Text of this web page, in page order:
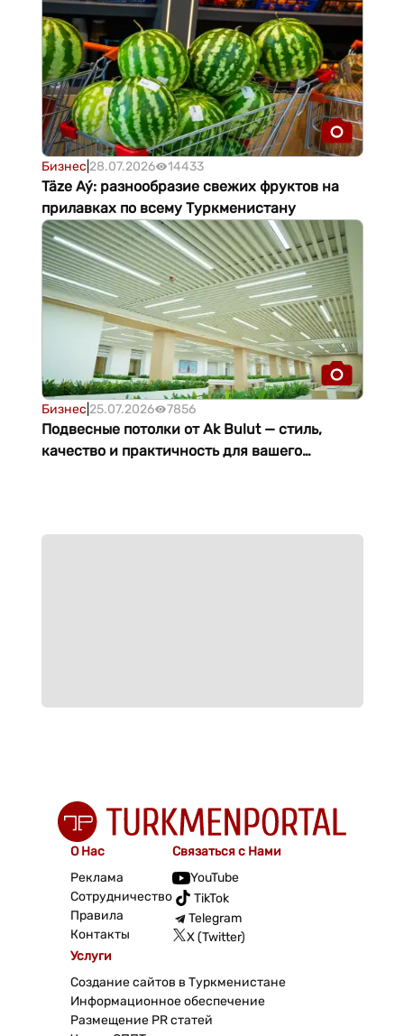
Бизнес 28.07.2026 14433
Täze Aý: разнообразие свежих фруктов на
прилавках по всему Туркменистану
Бизнес 25.07.2026 7856
Подвесные потолки от Ak Bulut — стиль,
качество и практичность для вашего
О Нас
Реклама
Сотрудничество
Правила
Контакты
Связаться с Нами
YouTube
TikTok
Telegram
X (Twitter)
Услуги
Создание сайтов в Туркменистане
Информационное обеспечение
Размещение PR статей